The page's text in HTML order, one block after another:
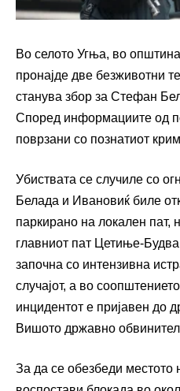
Во селото Угња, во
пронајде две безживотни
станува збор за Стефан
Според информациите од
поврзани со познатиот
Убиствата се случиле со
Белада и Ивановиќ биле
паркирано на локален пат,
главниот пат Цетиње-
започна со интензивна
случајот, а во
инцидентот е пријавен до
Вишото државно
За да се обезбеди местото